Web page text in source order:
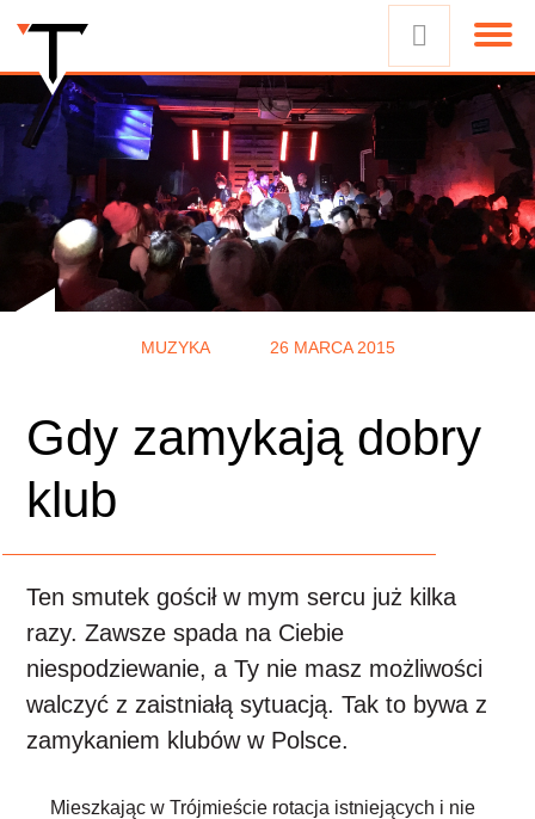
MUZYKA 26 MARCA 2015
Gdy zamykają dobry
klub
Ten smutek gościł w mym sercu już kilka
razy. Zawsze spada na Ciebie
niespodziewanie, a Ty nie masz możliwości
walczyć z zaistniałą sytuacją. Tak to bywa z
zamykaniem klubów w Polsce.
Mieszkając w Trójmieście rotacja istniejących i nie